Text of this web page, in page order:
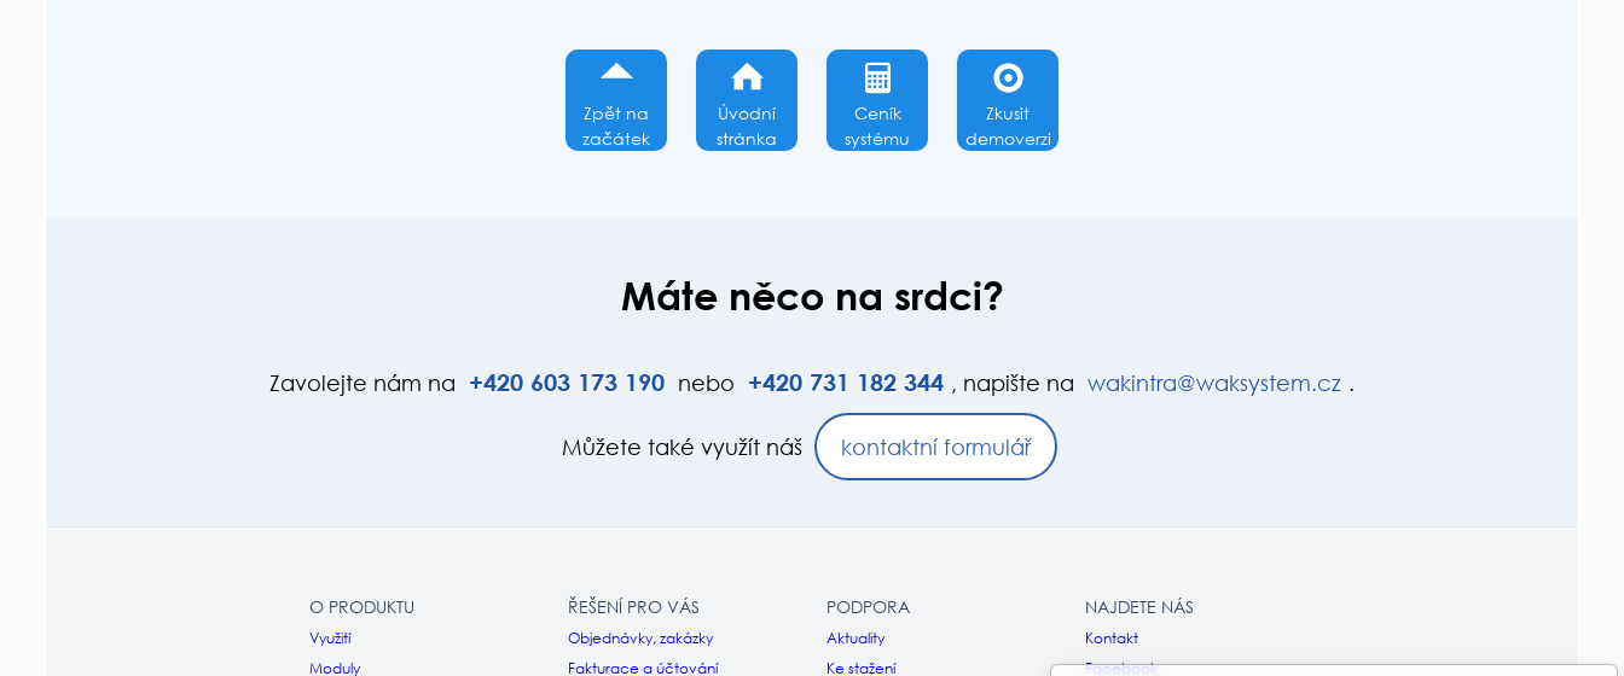
Zpět na
začátek
Úvodní
stránka
Ceník
systému
Zkusit
demoverzi
Máte něco na srdci?
Zavolejte nám na +420 603 173 190 nebo +420 731 182 344 , napište na wakintra@waksystem.cz .
Můžete také využít náš kontaktní formulář
O PRODUKTU
Využití
Moduly
ŘEŠENÍ PRO VÁS
Objednávky, zakázky
Fakturace a účtování
PODPORA
Aktuality
Ke stažení
NAJDETE NÁS
Kontakt
Facebook